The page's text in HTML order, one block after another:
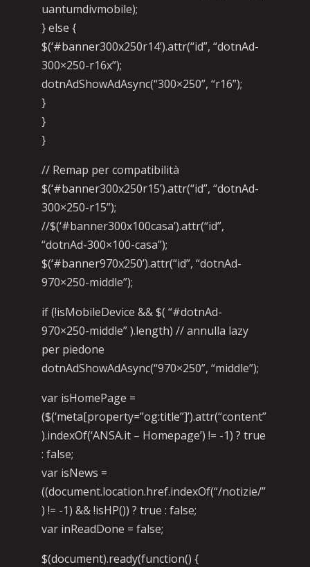
uantumdivmobile);
} else {
$(‘#banner300x250r14’).attr(“id”, “dotnAd-
300×250-r16x”);
dotnAdShowAdAsync(“300×250”, “r16”);
}
}
}
// Remap per compatibilità
$(‘#banner300x250r15’).attr(“id”, “dotnAd-
300×250-r15”);
//$(‘#banner300x100casa’).attr(“id”,
“dotnAd-300×100-casa”);
$(‘#banner970x250’).attr(“id”, “dotnAd-
970×250-middle”);
if (!isMobileDevice && $( “#dotnAd-
970×250-middle” ).length) // annulla lazy
per piedone
dotnAdShowAdAsync(“970×250”, “middle”);
var isHomePage =
($(‘meta[property=”og:title”]’).attr(“content”
).indexOf(‘ANSA.it – Homepage’) != -1) ? true
: false;
var isNews =
((document.location.href.indexOf(“/notizie/”
) != -1) && !isHP()) ? true : false;
var inReadDone = false;
$(document).ready(function() {